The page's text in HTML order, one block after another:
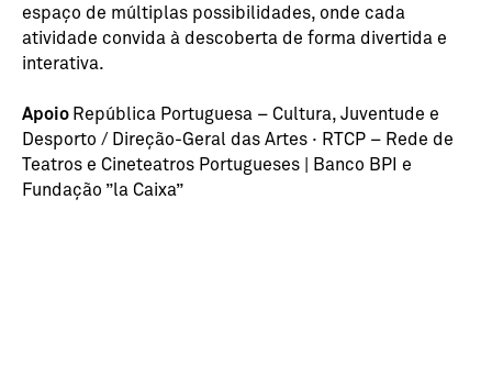
espaço de múltiplas possibilidades, onde cada
atividade convida à descoberta de forma divertida e
interativa.
Apoio República Portuguesa – Cultura, Juventude e
Desporto / Direção-Geral das Artes · RTCP – Rede de
Teatros e Cineteatros Portugueses | Banco BPI e
Fundação ”la Caixa”